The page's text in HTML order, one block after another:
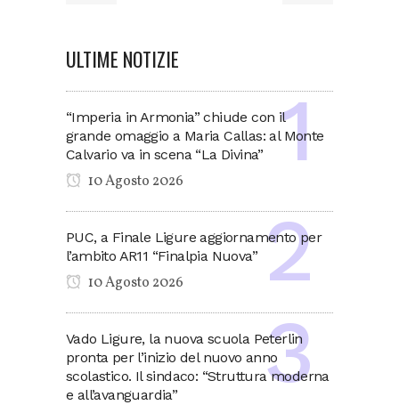
ULTIME NOTIZIE
“Imperia in Armonia” chiude con il
grande omaggio a Maria Callas: al Monte
Calvario va in scena “La Divina”
10 Agosto 2026
PUC, a Finale Ligure aggiornamento per
l’ambito AR11 “Finalpia Nuova”
10 Agosto 2026
Vado Ligure, la nuova scuola Peterlin
pronta per l’inizio del nuovo anno
scolastico. Il sindaco: “Struttura moderna
e all’avanguardia”